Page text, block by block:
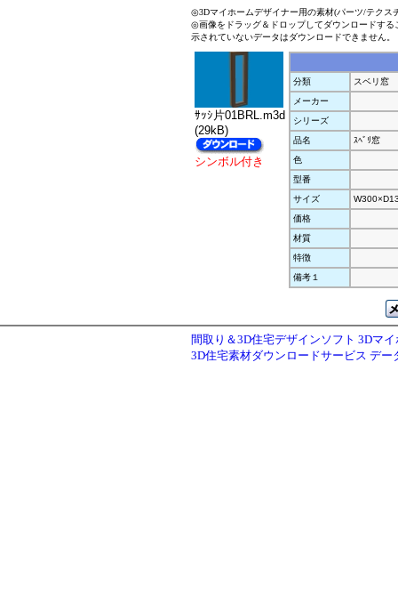
◎3Dマイホームデザイナー用の素材(パーツ/テクス
◎画像をドラッグ＆ドロップしてダウンロードす
示されていないデータはダウンロードできません。
ｻｯｼ片01BRL.m3d
(29kB)
シンボル付き
分類
スベリ窓
メーカー
シリーズ
品名
ｽﾍﾞﾘ窓
色
型番
サイズ
価格
材質
特徴
備考１
間取り＆3D住宅デザインソフト 3Dマ
3D住宅素材ダウンロードサービス デー